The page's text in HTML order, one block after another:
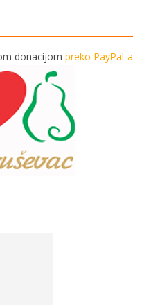
donacijom preko PayPal-a